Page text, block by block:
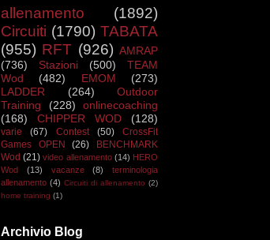
allenamento
(1892)
Circuiti (1790) TABATA
(955) RFT (926) AMRAP
(736)
Stazioni (500)
TEAM
Wod
(482) EMOM
(273)
LADDER
(264)
Outdoor
Training
(228)
onlinecoaching
(168)
CHIPPER WOD (128)
varie (67) Contest (50)
CrossFit
Games OPEN
(26)
BENCHMARK
Wod (21) video allenamento (14) HERO
Wod
(13) vacanze (8)
terminologia
allenamento (4) Circuiti di allenamento (2)
home training (1)
Archivio Blog